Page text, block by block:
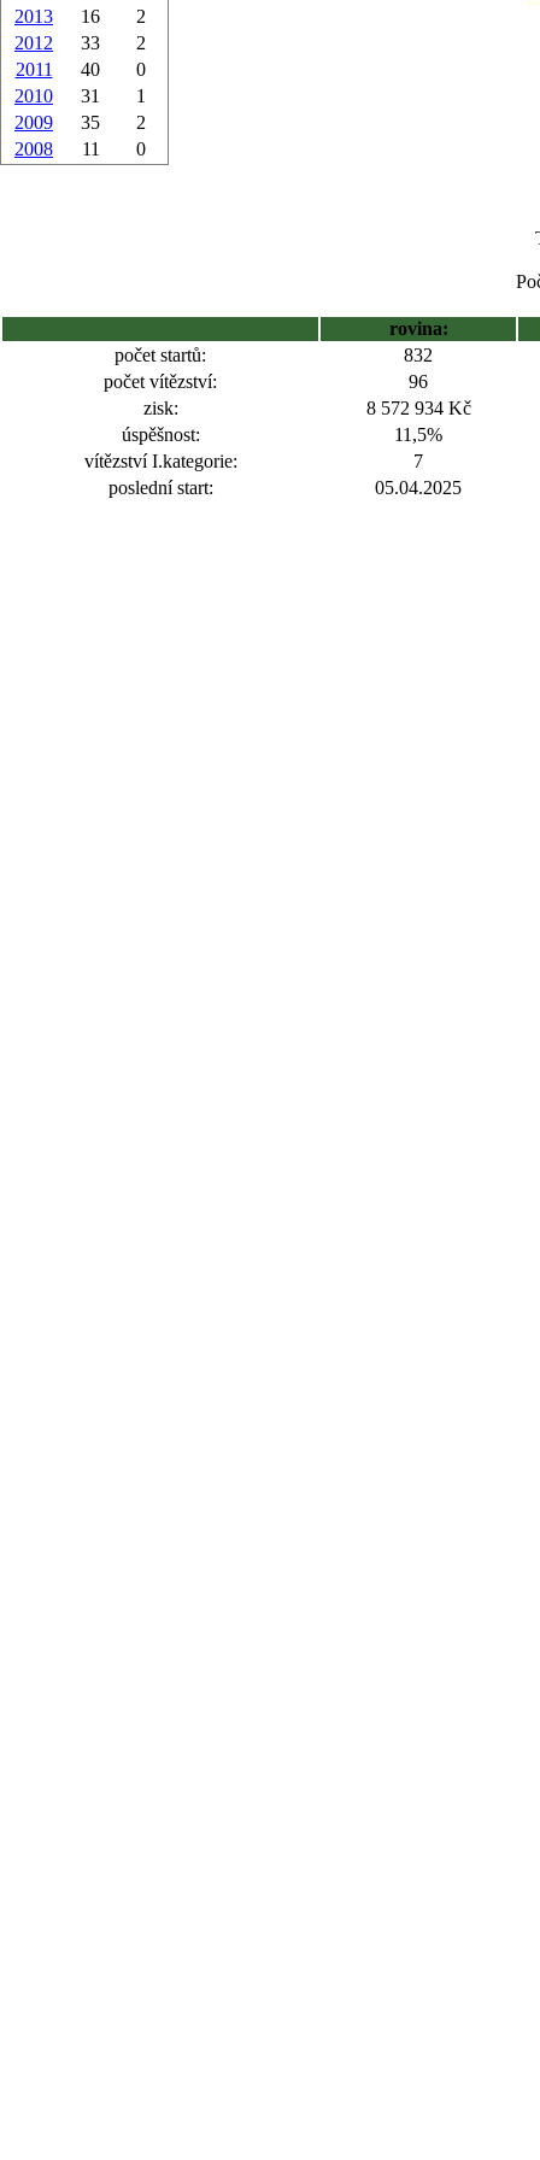
2013
16
2
2012
33
2
2011
40
0
2010
31
1
2009
35
2
2008
11 0
rovina:
počet startů:
832
počet vítězství:
96
zisk:
8 572 934 Kč
úspěšnost:
11,5%
vítězství I.kategorie:
7
poslední start:
05.04.2025